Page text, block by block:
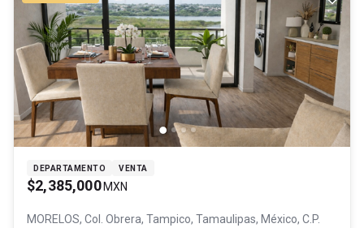
DEPARTAMENTO VENTA
$2,385,000 MXN
MORELOS, Col. Obrera, Tampico, Tamaulipas, México, C.P.